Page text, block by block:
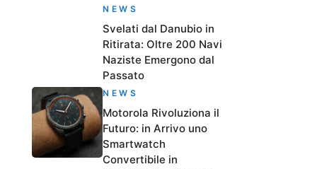
NEWS
Svelati dal Danubio in
Ritirata: Oltre 200 Navi
Naziste Emergono dal
Passato
NEWS
Motorola Rivoluziona il
Futuro: in Arrivo uno
Smartwatch
Convertibile in